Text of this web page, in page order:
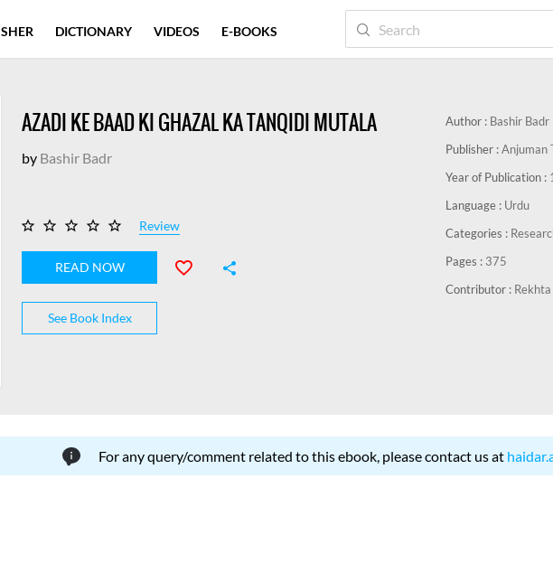
AZADI KE BAAD KI GHAZAL KA TANQIDI MUTALA
by Bashir Badr
Review
READ NOW
See Book Index
Author : Bashir Badr
Publisher :Anjuman
Year of Publication :
Language : Urdu
Categories :
Pages : 375
Contributor : Rekhta
For any query/comment related to this ebook, please contact us at
SHER DICTIONARY VIDEOS E-BOOKS